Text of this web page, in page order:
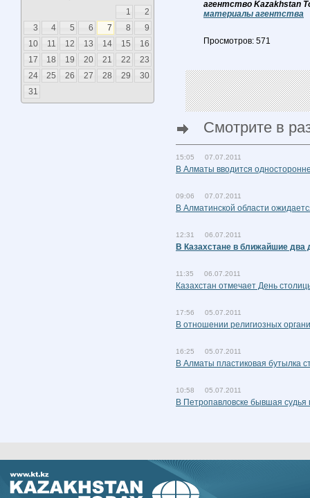
1
2
3
4 5 6 7 8
9
10
11 12 13 14 15
16
17
18 19 20 21 22
23
24
25 26 27 28 29
30
31
агентство Kazakhstan
материалы агентства
Просмотров: 571
Смотрите в
15:05 07.07.2011
В Алматы вводится
09:06 07.07.2011
В Алматинской области
12:31 06.07.2011
В Казахстане в ближайшие два
11:35 06.07.2011
Казахстан отмечает День
17:56 05.07.2011
В отношении религиозных
16:25 05.07.2011
В Алматы пластиковая бутылка
10:58 05.07.2011
В Петропавловске бывшая